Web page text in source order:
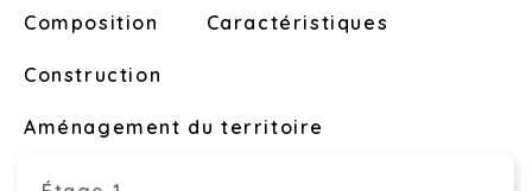
Composition Caractéristiques
Construction
Aménagement du territoire